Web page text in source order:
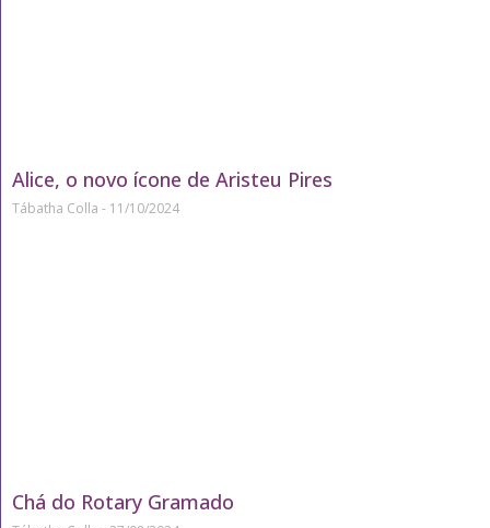
Alice, o novo ícone de Aristeu Pires
Tábatha Colla 11/10/2024
Chá do Rotary Gramado